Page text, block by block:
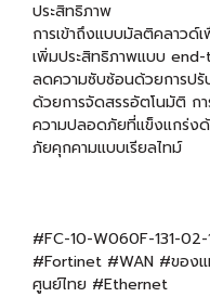
ประสิทธิภาพ
การเข้าถึงแบบมัลติคลาวด์
เพิ่มประสิทธิภาพแบบ
ลดความซับซ้อนด้วยการปรั
ด้วยการจัดสรรอัตโนมัติ กา
ความปลอดภัยที่แข็งแกร่ง
ภัยคุกคามแบบเรียลไทม์
#FC-10-W060F-131-
#Fortinet #WAN #ของแ
ศูนย์ไทย #Ethernet